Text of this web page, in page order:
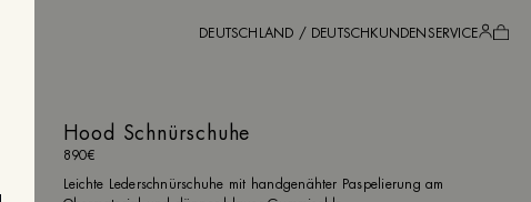
DEUTSCHLAND / DEUTSCH KUNDENSERVICE
Hood Schnürschuhe
890€
Leichte Lederschnürschuhe mit handgenähter Paspelierung am